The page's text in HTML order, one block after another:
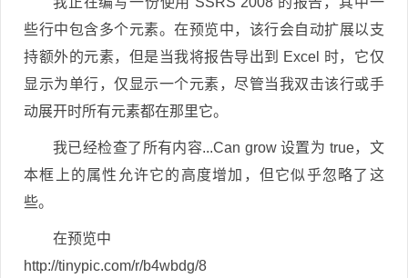
些行中包含多个元素。在预览中，该行会自动扩展以支
持额外的元素，但是当我将报告导出到 Excel 时，它仅
显示为单行，仅显示一个元素，尽管当我双击该行或手
动展开时所有元素都在那里它。
我已经检查了所有内容...Can grow 设置为 true，文
本框上的属性允许它的高度增加，但它似乎忽略了这
些。
在预览中
http://tinypic.com/r/b4wbdg/8